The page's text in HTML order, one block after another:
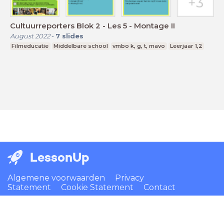
Cultuurreporters Blok 2 - Les 5 - Montage II
August 2022- 7 slides
Filmeducatie Middelbare school vmbo k, g, t, mavo Leerjaar 1,2
LessonUp
Algemene voorwaarden
Privacy
Statement
Cookie Statement Contact